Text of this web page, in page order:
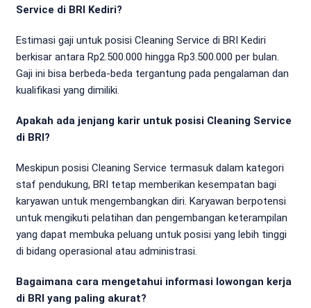
Service di BRI Kediri?
Estimasi gaji untuk posisi Cleaning Service di BRI Kediri
berkisar antara Rp2.500.000 hingga Rp3.500.000 per bulan.
Gaji ini bisa berbeda-beda tergantung pada pengalaman dan
kualifikasi yang dimiliki.
Apakah ada jenjang karir untuk posisi Cleaning Service
di BRI?
Meskipun posisi Cleaning Service termasuk dalam kategori
staf pendukung, BRI tetap memberikan kesempatan bagi
karyawan untuk mengembangkan diri. Karyawan berpotensi
untuk mengikuti pelatihan dan pengembangan keterampilan
yang dapat membuka peluang untuk posisi yang lebih tinggi
di bidang operasional atau administrasi.
Bagaimana cara mengetahui informasi lowongan kerja
di BRI yang paling akurat?